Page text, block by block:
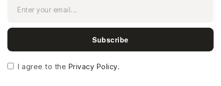
Subscribe
I agree to the Privacy Policy.